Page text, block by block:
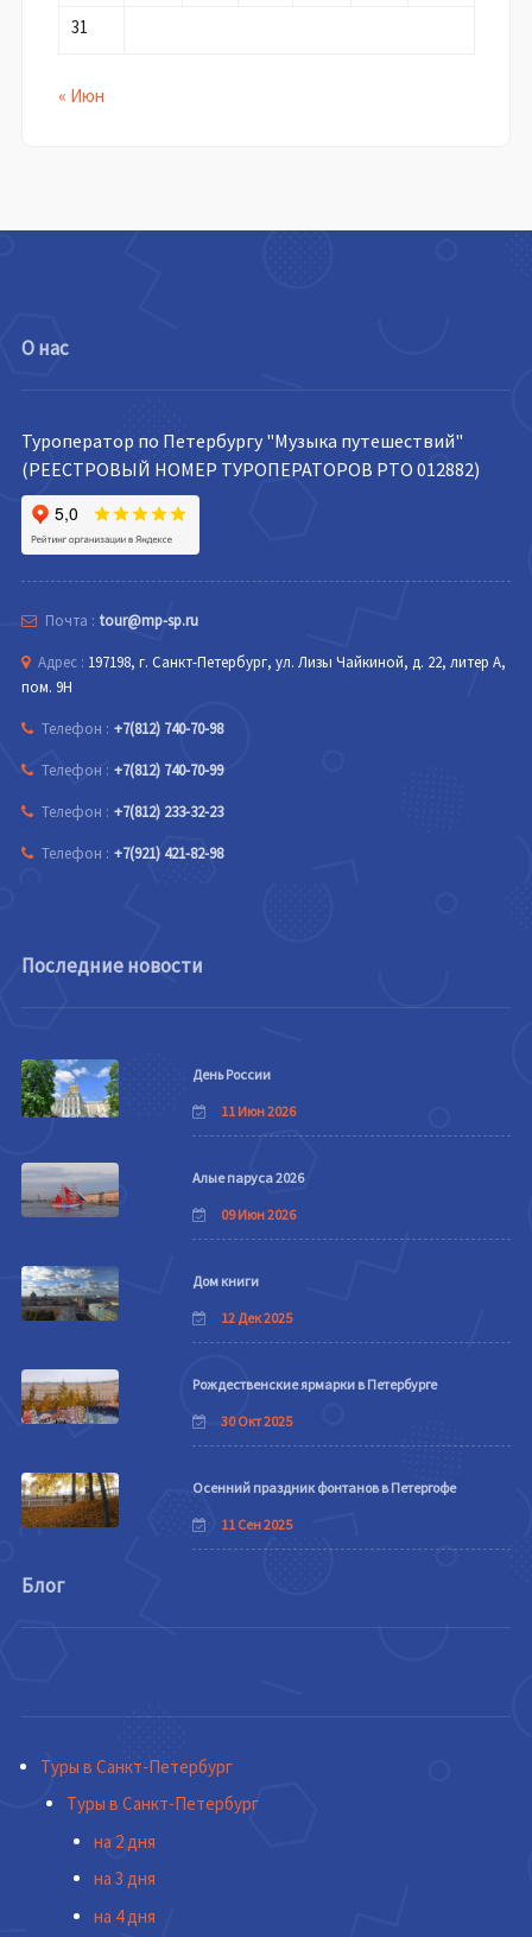
31
« Июн
О нас
Туроператор по Петербургу "Музыка путешествий"
(РЕЕСТРОВЫЙ НОМЕР ТУРОПЕРАТОРОВ РТО 012882)
Почта : tour@mp-sp.ru
Адрес : 197198, г. Санкт-Петербург, ул. Лизы Чайкиной, д. 22, литер А,
пом. 9Н
Телефон : +7(812) 740-70-98
Телефон : +7(812) 740-70-99
Телефон : +7(812) 233-32-23
Телефон : +7(921) 421-82-98
Последние новости
День России
11 Июн 2026
Алые паруса 2026
09 Июн 2026
Дом книги
12 Дек 2025
Рождественские ярмарки в Петербурге
30 Окт 2025
Осенний праздник фонтанов в Петергофе
11 Сен 2025
Блог
Туры в Санкт-Петербург
Туры в Санкт-Петербург
на 2 дня
на 3 дня
на 4 дня